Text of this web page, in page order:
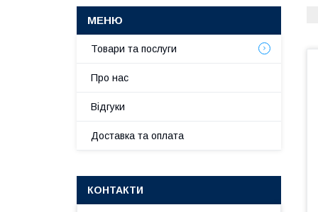
Товари та послуги
Про нас
Відгуки
Доставка та оплата
КОНТАКТИ